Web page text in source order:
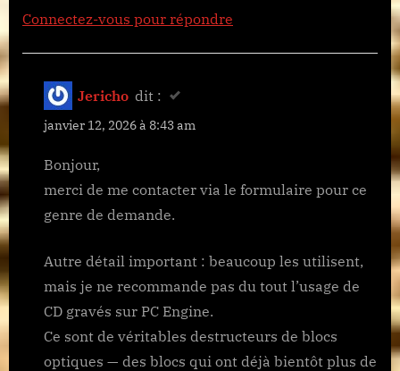
Connectez-vous pour répondre
Jericho dit :
janvier 12, 2026 à 8:43 am
Bonjour,
merci de me contacter via le formulaire pour ce
genre de demande.
Autre détail important : beaucoup les utilisent,
mais je ne recommande pas du tout l’usage de
CD gravés sur PC Engine.
Ce sont de véritables destructeurs de blocs
optiques — des blocs qui ont déjà bientôt plus de